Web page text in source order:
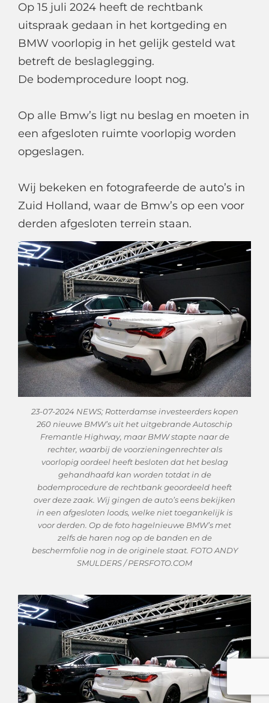
Op 15 juli 2024 heeft de rechtbank
uitspraak gedaan in het kortgeding en
BMW voorlopig in het gelijk gesteld wat
betreft de beslaglegging.
De bodemprocedure loopt nog.
Op alle Bmw’s ligt nu beslag en moeten in
een afgesloten ruimte voorlopig worden
opgeslagen.
Wij bekeken en fotografeerde de auto’s in
Zuid Holland, waar de Bmw’s op een voor
derden afgesloten terrein staan.
23-07-2024 NEWS; Rotterdamse investeerders kopen
260 nieuwe BMW’s uit het uitgebrande Autoschip
Fremantle Highway, maar BMW stapte naar de
rechter, waarbij de voorzieningenrechter als
voorlopig oordeel heeft besloten dat het beslag
gehandhaafd kan worden totdat in de
bodemprocedure de rechtbank geoordeeld heeft
over deze zaak. Wij gingen de auto’s eens bekijken
in een afgesloten loods, welke niet toegankelijk is
voor derden. Op de foto hagelnieuwe BMW’s met
zelfs de haren nog op de banden en de
beschermfolie nog in de originele staat. FOTO ANDY
SMULDERS / PERSFOTO.COM